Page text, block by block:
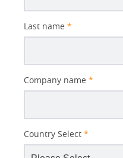
Last name *
Company name *
Country Select *